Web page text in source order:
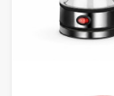
Mobilités